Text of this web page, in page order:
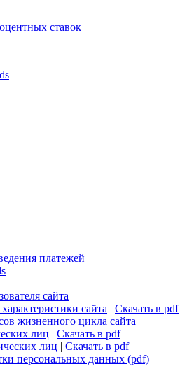
ставок
платежей
сайта
сайта | Скачать в pdf
жизненного цикла сайта
лиц | Скачать в pdf
лиц | Скачать в pdf
персональных данных (pdf)